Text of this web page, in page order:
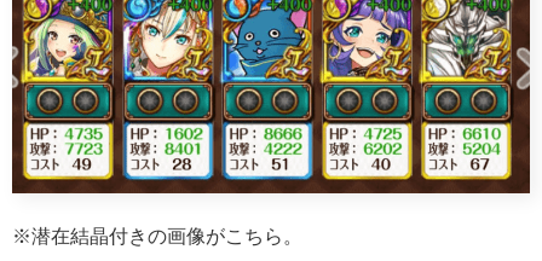
※潜在結晶付きの画像がこちら。